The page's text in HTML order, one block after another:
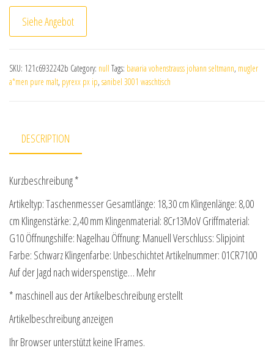
Siehe Angebot
SKU: 121c6932242b Category: null Tags: bavaria vohenstrauss johann seltmann, mugler
a*men pure malt, pyrexx px ip, sanibel 3001 waschtisch
DESCRIPTION
Kurzbeschreibung *
Artikeltyp: Taschenmesser Gesamtlänge: 18,30 cm Klingenlänge: 8,00
cm Klingenstärke: 2,40 mm Klingenmaterial: 8Cr13MoV Griffmaterial:
G10 Öffnungshilfe: Nagelhau Öffnung: Manuell Verschluss: Slipjoint
Farbe: Schwarz Klingenfarbe: Unbeschichtet Artikelnummer: 01CR7100
Auf der Jagd nach widerspenstige… Mehr
* maschinell aus der Artikelbeschreibung erstellt
Artikelbeschreibung anzeigen
Ihr Browser unterstützt keine IFrames.